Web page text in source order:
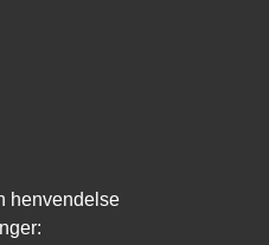
henvendelse